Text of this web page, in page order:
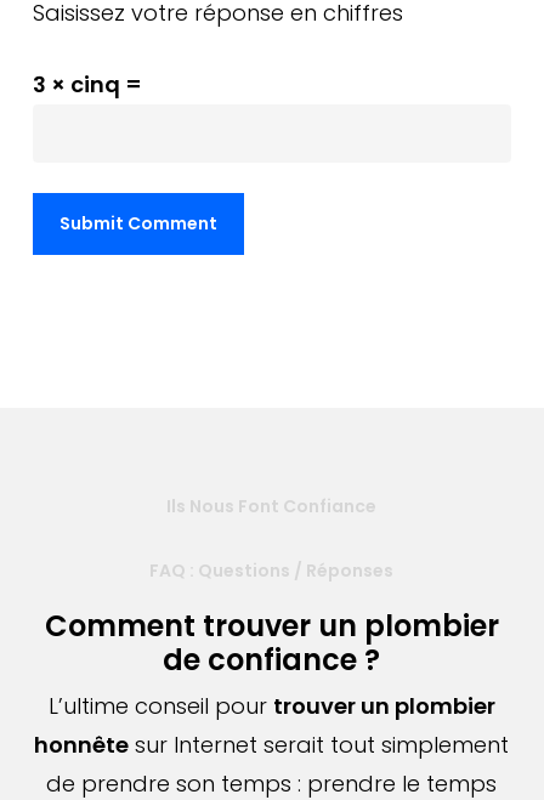
Saisissez votre réponse en chiffres
3 × cinq =
Ils Nous Font Confiance
FAQ : Questions / Réponses
Comment trouver un plombier
de confiance ?
L’ultime conseil pour trouver un plombier
honnête sur Internet serait tout simplement
de prendre son temps : prendre le temps